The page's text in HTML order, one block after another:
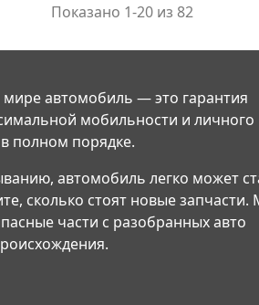
Показано 1-20 из 82
автомобиль — это гарантия
мобильности и личного
полном порядке.
автомобиль легко может
сколько стоят новые запчасти.
части с разобранных авто